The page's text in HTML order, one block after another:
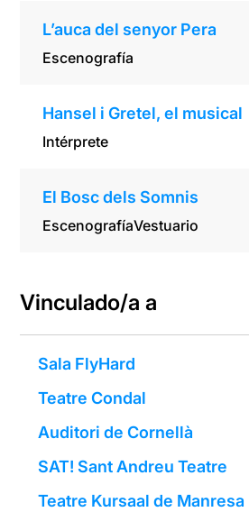
L’auca del senyor Pera
Escenografía
Hansel i Gretel, el musical
Intérprete
El Bosc dels Somnis
EscenografíaVestuario
Vinculado/a a
Sala FlyHard
Teatre Condal
Auditori de Cornellà
SAT! Sant Andreu Teatre
Teatre Kursaal de Manresa